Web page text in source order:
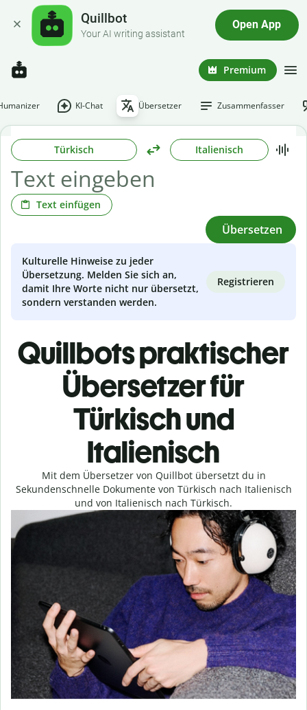
Quillbot
Your AI writing assistant
Open App
Premium
KI-Chat Übersetzer Zusammenfasser
Türkisch Italienisch
Text einfügen
Übersetzen
Kulturelle Hinweise zu jeder
Übersetzung. Melden Sie sich an,
damit Ihre Worte nicht nur übersetzt,
sondern verstanden werden.
Registrieren
Quillbots praktischer
Übersetzer für
Türkisch und
Italienisch
Mit dem Übersetzer von Quillbot übersetzt du in
Sekundenschnelle Dokumente von Türkisch nach Italienisch
und von Italienisch nach Türkisch.